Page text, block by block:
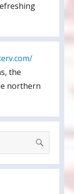
the
northern